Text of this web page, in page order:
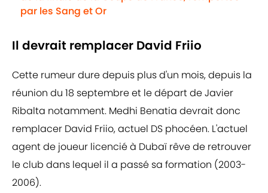
par les Sang et Or
Il devrait remplacer David Friio
Cette rumeur dure depuis plus d'un mois, depuis la
réunion du 18 septembre et le départ de Javier
Ribalta notamment. Medhi Benatia devrait donc
remplacer David Friio, actuel DS phocéen. L'actuel
agent de joueur licencié à Dubaï rêve de retrouver
le club dans lequel il a passé sa formation (2003-
2006).